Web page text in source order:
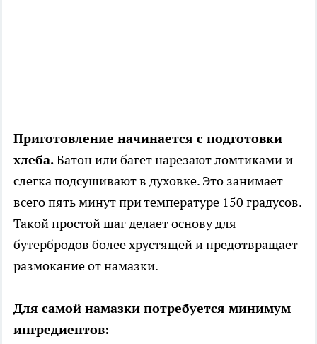
Приготовление начинается с подготовки
хлеба.Батон или багет нарезают ломтиками и
слегка подсушивают в духовке. Это занимает
всего пять минут при температуре 150 градусов.
Такой простой шаг делает основу для
бутербродов более хрустящей и предотвращает
размокание от намазки.
Для самой намазки потребуется минимум
ингредиентов: